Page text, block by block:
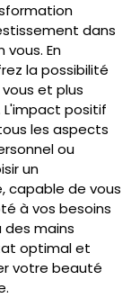
dans
En
la possibilité
et plus
positif
les aspects
ou
un
capable de vous
à vos besoins
des mains
optimal et
votre beauté